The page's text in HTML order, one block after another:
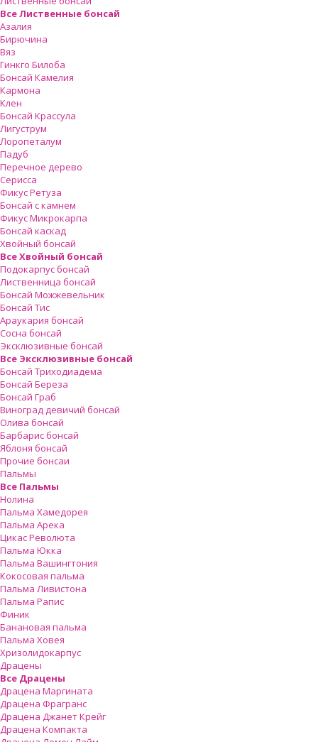
Все Лиственные бонсай
Азалия
Бирючина
Вяз
Гинкго Билоба
Бонсай Камелия
Кармона
Клен
Бонсай Крассула
Лигуструм
Лоропеталум
Падуб
Перечное дерево
Серисса
Фикус Ретуза
Бонсай с камнем
Фикус Микрокарпа
Бонсай каскад
Хвойный бонсай
Все Хвойный бонсай
Подокарпус бонсай
Лиственница бонсай
Бонсай Можжевельник
Бонсай Тис
Араукария бонсай
Сосна бонсай
Эксклюзивные бонсай
Все Эксклюзивные бонсай
Бонсай Триходиадема
Бонсай Береза
Бонсай Граб
Виноград девичий бонсай
Олива бонсай
Барбарис бонсай
Яблоня бонсай
Прочие бонсаи
Пальмы
Все Пальмы
Нолина
Пальма Хамедорея
Пальма Арека
Цикас Революта
Пальмa Юкка
Пальма Вашингтония
Кокосовая пальма
Пальма Ливистона
Пальма Рапис
Финик
Банановая пальма
Пальма Ховея
Хризолидокарпус
Драцены
Все Драцены
Драцена Маргината
Драцена Фрагранс
Драцена Джанет Крейг
Драцена Компакта